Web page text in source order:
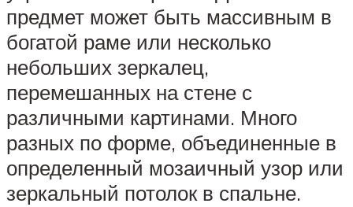
предмет может быть массивным в
богатой раме или несколько
небольших зеркалец,
перемешанных на стене с
различными картинами. Много
разных по форме, объединенные в
определенный мозаичный узор или
зеркальный потолок в спальне.